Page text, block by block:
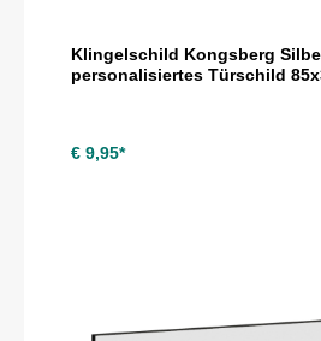
Klingelschild Kongsberg
personalisiertes Türschild
€ 9,95*